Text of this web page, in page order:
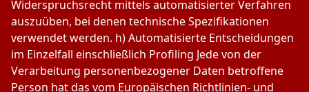
Widerspruchsrecht mittels automatisierter Verfahren
auszuüben, bei denen technische Spezifikationen
verwendet werden. h) Automatisierte Entscheidungen
im Einzelfall einschließlich Profiling Jede von der
Verarbeitung personenbezogener Daten betroffene
Person hat das vom Europäischen Richtlinien- und